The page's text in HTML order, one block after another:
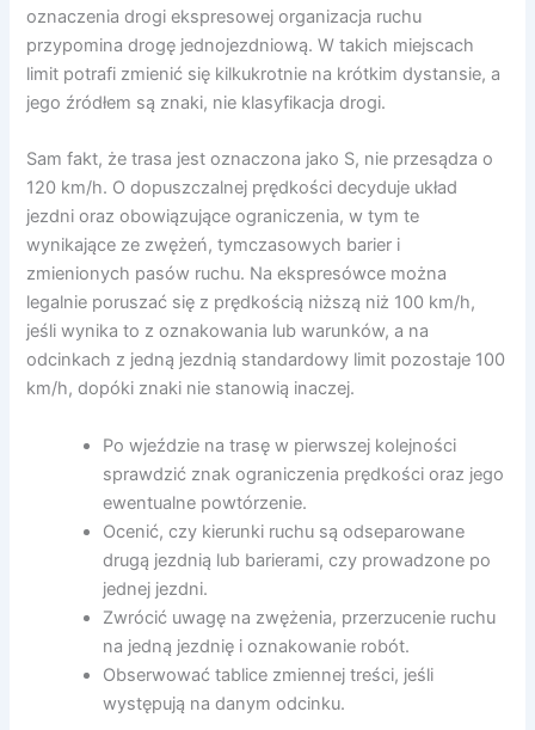
oznaczenia drogi ekspresowej organizacja ruchu
przypomina drogę jednojezdniową. W takich miejscach
limit potrafi zmienić się kilkukrotnie na krótkim dystansie, a
jego źródłem są znaki, nie klasyfikacja drogi.
Sam fakt, że trasa jest oznaczona jako S, nie przesądza o
120 km/h. O dopuszczalnej prędkości decyduje układ
jezdni oraz obowiązujące ograniczenia, w tym te
wynikające ze zwężeń, tymczasowych barier i
zmienionych pasów ruchu. Na ekspresówce można
legalnie poruszać się z prędkością niższą niż 100 km/h,
jeśli wynika to z oznakowania lub warunków, a na
odcinkach z jedną jezdnią standardowy limit pozostaje 100
km/h, dopóki znaki nie stanowią inaczej.
Po wjeździe na trasę w pierwszej kolejności
sprawdzić znak ograniczenia prędkości oraz jego
ewentualne powtórzenie.
Ocenić, czy kierunki ruchu są odseparowane
drugą jezdnią lub barierami, czy prowadzone po
jednej jezdni.
Zwrócić uwagę na zwężenia, przerzucenie ruchu
na jedną jezdnię i oznakowanie robót.
Obserwować tablice zmiennej treści, jeśli
występują na danym odcinku.